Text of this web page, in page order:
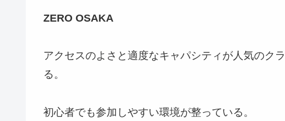
ZERO OSAKA
アクセスのよさと適度なキャパシティが人気のク
る。
初心者でも参加しやすい環境が整っている。